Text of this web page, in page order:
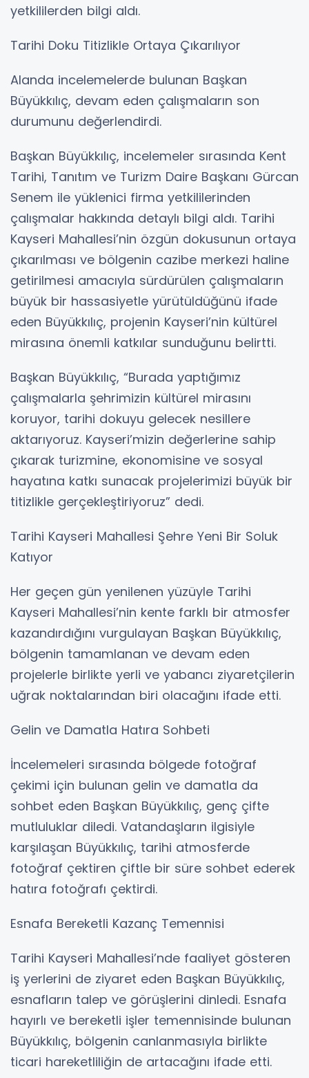
yetkililerden bilgi aldı.
Tarihi Doku Titizlikle Ortaya Çıkarılıyor
Alanda incelemelerde bulunan Başkan
Büyükkılıç, devam eden çalışmaların son
durumunu değerlendirdi.
Başkan Büyükkılıç, incelemeler sırasında Kent
Tarihi, Tanıtım ve Turizm Daire Başkanı Gürcan
Senem ile yüklenici firma yetkililerinden
çalışmalar hakkında detaylı bilgi aldı. Tarihi
Kayseri Mahallesi’nin özgün dokusunun ortaya
çıkarılması ve bölgenin cazibe merkezi haline
getirilmesi amacıyla sürdürülen çalışmaların
büyük bir hassasiyetle yürütüldüğünü ifade
eden Büyükkılıç, projenin Kayseri’nin kültürel
mirasına önemli katkılar sunduğunu belirtti.
Başkan Büyükkılıç, “Burada yaptığımız
çalışmalarla şehrimizin kültürel mirasını
koruyor, tarihi dokuyu gelecek nesillere
aktarıyoruz. Kayseri’mizin değerlerine sahip
çıkarak turizmine, ekonomisine ve sosyal
hayatına katkı sunacak projelerimizi büyük bir
titizlikle gerçekleştiriyoruz” dedi.
Tarihi Kayseri Mahallesi Şehre Yeni Bir Soluk
Katıyor
Her geçen gün yenilenen yüzüyle Tarihi
Kayseri Mahallesi’nin kente farklı bir atmosfer
kazandırdığını vurgulayan Başkan Büyükkılıç,
bölgenin tamamlanan ve devam eden
projelerle birlikte yerli ve yabancı ziyaretçilerin
uğrak noktalarından biri olacağını ifade etti.
Gelin ve Damatla Hatıra Sohbeti
İncelemeleri sırasında bölgede fotoğraf
çekimi için bulunan gelin ve damatla da
sohbet eden Başkan Büyükkılıç, genç çifte
mutluluklar diledi. Vatandaşların ilgisiyle
karşılaşan Büyükkılıç, tarihi atmosferde
fotoğraf çektiren çiftle bir süre sohbet ederek
hatıra fotoğrafı çektirdi.
Esnafa Bereketli Kazanç Temennisi
Tarihi Kayseri Mahallesi’nde faaliyet gösteren
iş yerlerini de ziyaret eden Başkan Büyükkılıç,
esnafların talep ve görüşlerini dinledi. Esnafa
hayırlı ve bereketli işler temennisinde bulunan
Büyükkılıç, bölgenin canlanmasıyla birlikte
ticari hareketliliğin de artacağını ifade etti.